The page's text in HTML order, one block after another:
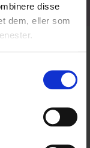
disse
dem, eller som
spørgsmål?
til eller ringe